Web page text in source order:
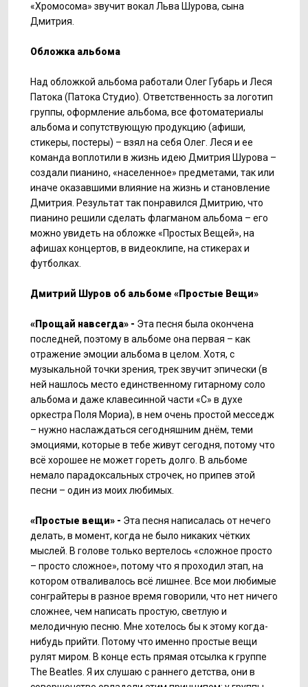
«Хромосома» звучит вокал Льва Шурова, сына
Дмитрия.
Обложка альбома
Над обложкой альбома работали Олег Губарь и Леся
Патока (Патока Студио). Ответственность за логотип
группы, оформление альбома, все фотоматериалы
альбома и сопутствующую продукцию (афиши,
стикеры, постеры) – взял на себя Олег. Леся и ее
команда воплотили в жизнь идею Дмитрия Шурова –
создали пианино, «населенное» предметами, так или
иначе оказавшими влияние на жизнь и становление
Дмитрия. Результат так понравился Дмитрию, что
пианино решили сделать флагманом альбома – его
можно увидеть на обложке «Простых Вещей», на
афишах концертов, в видеоклипе, на стикерах и
футболках.
Дмитрий Шуров об альбоме «Простые Вещи»
«Прощай навсегда» - Эта песня была окончена
последней, поэтому в альбоме она первая – как
отражение эмоции альбома в целом. Хотя, с
музыкальной точки зрения, трек звучит эпически (в
ней нашлось место единственному гитарному соло
альбома и даже клавесинной части «С» в духе
оркестра Поля Мориа), в нем очень простой месседж
– нужно наслаждаться сегодняшним днём, теми
эмоциями, которые в тебе живут сегодня, потому что
всё хорошее не может гореть долго. В альбоме
немало парадоксальных строчек, но припев этой
песни – один из моих любимых.
«Простые вещи» - Эта песня написалась от нечего
делать, в момент, когда не было никаких чётких
мыслей. В голове только вертелось «сложное просто
– просто сложное», потому что я проходил этап, на
котором отваливалось всё лишнее. Все мои любимые
сонграйтеры в разное время говорили, что нет ничего
сложнее, чем написать простую, светлую и
мелодичную песню. Мне хотелось бы к этому когда-
нибудь прийти. Потому что именно простые вещи
рулят миром. В конце есть прямая отсылка к группе
The Beatles. Я их слушаю с раннего детства, они в